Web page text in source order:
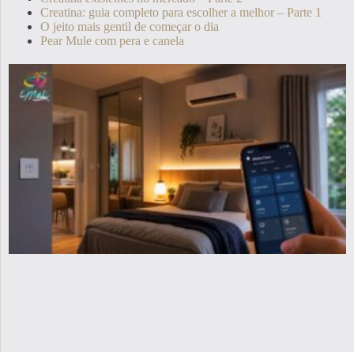
Creatina: guia completo para escolher a melhor – Parte 1
O jeito mais gentil de começar o dia
Pear Mule com pera e canela